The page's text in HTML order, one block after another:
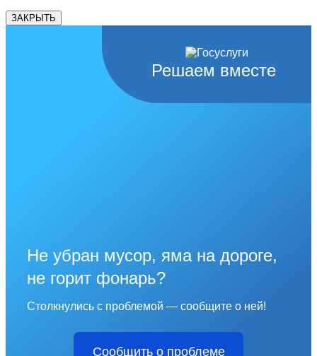
ЗАКРЫТЬ
Решаем вместе
Не убран мусор, яма на дороге,
не горит фонарь?
Столкнулись с проблемой — сообщите о ней!
Сообщить о проблеме